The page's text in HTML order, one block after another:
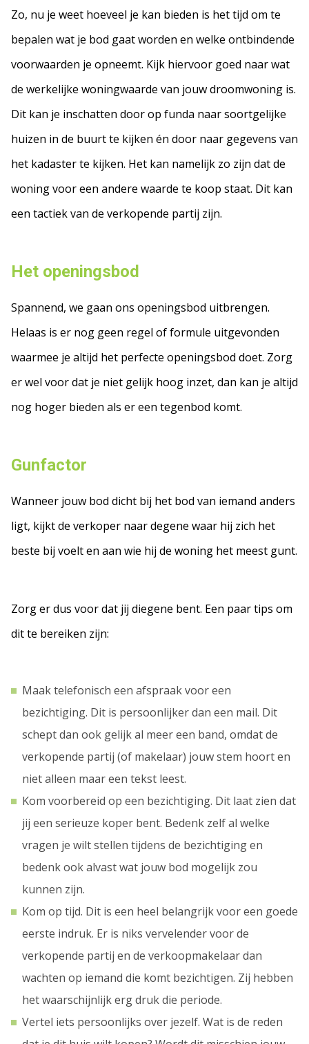
Zo, nu je weet hoeveel je kan bieden is het tijd om te
bepalen wat je bod gaat worden en welke ontbindende
voorwaarden je opneemt. Kijk hiervoor goed naar wat
de werkelijke woningwaarde van jouw droomwoning is.
Dit kan je inschatten door op funda naar soortgelijke
huizen in de buurt te kijken én door naar gegevens van
het kadaster te kijken. Het kan namelijk zo zijn dat de
woning voor een andere waarde te koop staat. Dit kan
een tactiek van de verkopende partij zijn.
Het openingsbod
Spannend, we gaan ons openingsbod uitbrengen.
Helaas is er nog geen regel of formule uitgevonden
waarmee je altijd het perfecte openingsbod doet. Zorg
er wel voor dat je niet gelijk hoog inzet, dan kan je altijd
nog hoger bieden als er een tegenbod komt.
Gunfactor
Wanneer jouw bod dicht bij het bod van iemand anders
ligt, kijkt de verkoper naar degene waar hij zich het
beste bij voelt en aan wie hij de woning het meest gunt.
Zorg er dus voor dat jij diegene bent. Een paar tips om
dit te bereiken zijn:
Maak telefonisch een afspraak voor een
bezichtiging. Dit is persoonlijker dan een mail. Dit
schept dan ook gelijk al meer een band, omdat de
verkopende partij (of makelaar) jouw stem hoort en
niet alleen maar een tekst leest.
Kom voorbereid op een bezichtiging. Dit laat zien dat
jij een serieuze koper bent. Bedenk zelf al welke
vragen je wilt stellen tijdens de bezichtiging en
bedenk ook alvast wat jouw bod mogelijk zou
kunnen zijn.
Kom op tijd. Dit is een heel belangrijk voor een goede
eerste indruk. Er is niks vervelender voor de
verkopende partij en de verkoopmakelaar dan
wachten op iemand die komt bezichtigen. Zij hebben
het waarschijnlijk erg druk die periode.
Vertel iets persoonlijks over jezelf. Wat is de reden